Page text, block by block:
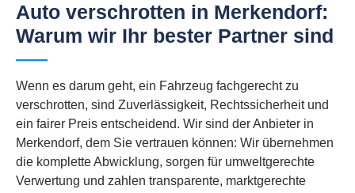
Auto verschrotten in Merkendorf:
Warum wir Ihr bester Partner sind
Wenn es darum geht, ein Fahrzeug fachgerecht zu
verschrotten, sind Zuverlässigkeit, Rechtssicherheit und
ein fairer Preis entscheidend. Wir sind der Anbieter in
Merkendorf, dem Sie vertrauen können: Wir übernehmen
die komplette Abwicklung, sorgen für umweltgerechte
Verwertung und zahlen transparente, marktgerechte